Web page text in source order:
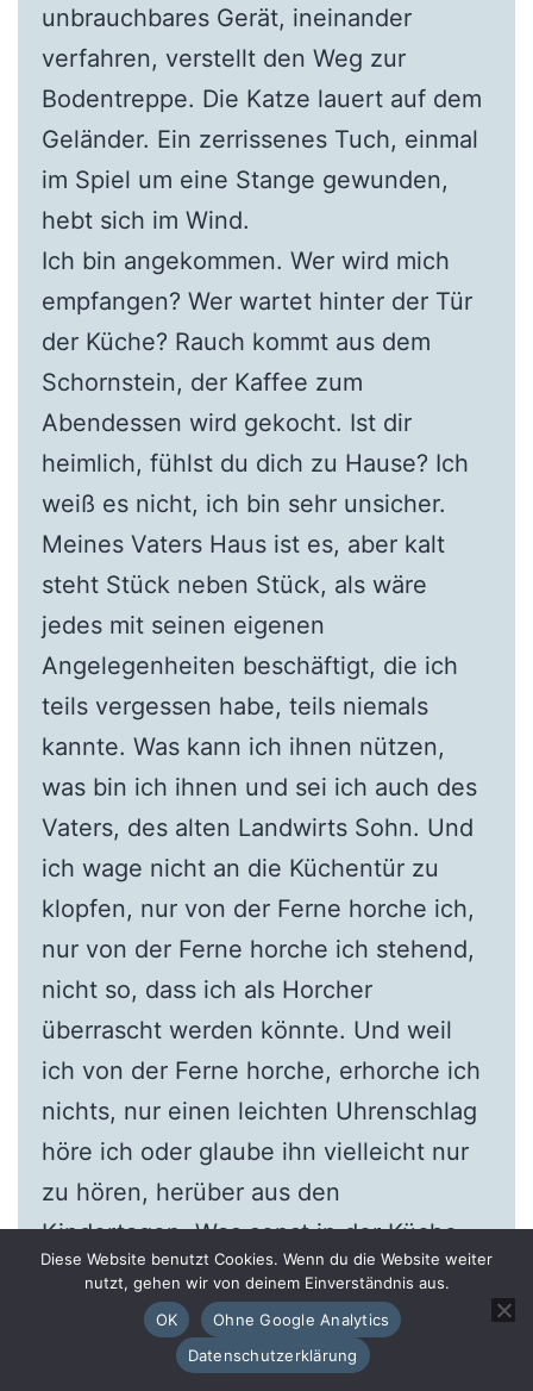
unbrauchbares Gerät, ineinander
verfahren, verstellt den Weg zur
Bodentreppe. Die Katze lauert auf dem
Geländer. Ein zerrissenes Tuch, einmal
im Spiel um eine Stange gewunden,
hebt sich im Wind.
Ich bin angekommen. Wer wird mich
empfangen? Wer wartet hinter der Tür
der Küche? Rauch kommt aus dem
Schornstein, der Kaffee zum
Abendessen wird gekocht. Ist dir
heimlich, fühlst du dich zu Hause? Ich
weiß es nicht, ich bin sehr unsicher.
Meines Vaters Haus ist es, aber kalt
steht Stück neben Stück, als wäre
jedes mit seinen eigenen
Angelegenheiten beschäftigt, die ich
teils vergessen habe, teils niemals
kannte. Was kann ich ihnen nützen,
was bin ich ihnen und sei ich auch des
Vaters, des alten Landwirts Sohn. Und
ich wage nicht an die Küchentür zu
klopfen, nur von der Ferne horche ich,
nur von der Ferne horche ich stehend,
nicht so, dass ich als Horcher
überrascht werden könnte. Und weil
ich von der Ferne horche, erhorche ich
nichts, nur einen leichten Uhrenschlag
höre ich oder glaube ihn vielleicht nur
zu hören, herüber aus den
Kindertagen. Was sonst in der Küche
geschieht, ist das Geheimnis der dort
Sitzenden, das sie vor mir wahren. Je
länger man vor der Tür zögert, desto
Diese Website benutzt Cookies. Wenn du die Website weiter
nutzt, gehen wir von deinem Einverständnis aus.
OK
Ohne Google Analytics
Datenschutzerklärung